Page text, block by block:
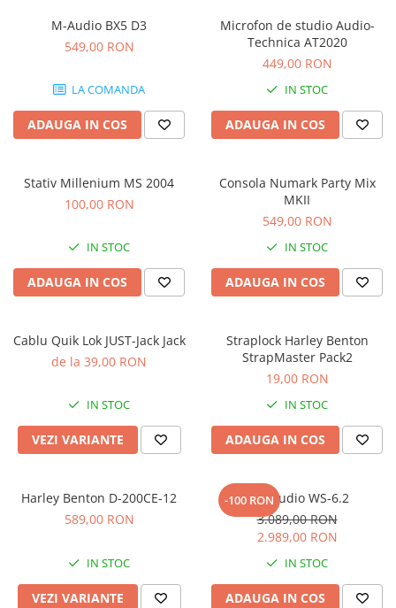
Stabilizatoare de tensiune UPS si
Power Conditioner
Microfoane
Accesorii de microfoane
Microfoane de broadcast
Microfoane de instrumente
Microfoane de studio
Microfoane de Suprafata
Microfoane lavaliera si headset
Microfoane podcast, USB, iOS /
Microfoane pt Camere Video
Microfoane pt instalatii si
conferinta
Microfoane stereo
Microfoane Suspendabile
Stative de microfon
Studio si inregistrari
M-Audio BX5 D3
549,00 RON
LA COMANDA
ADAUGA IN COS
Microfon de studio Audio-
Technica AT2020
449,00 RON
IN STOC
ADAUGA IN COS
Stativ Millenium MS 2004
100,00 RON
IN STOC
ADAUGA IN COS
Consola Numark Party Mix
MKII
549,00 RON
IN STOC
ADAUGA IN COS
Cablu Quik Lok JUST-Jack Jack
de la 39,00 RON
IN STOC
VEZI VARIANTE
Straplock Harley Benton
StrapMaster Pack2
19,00 RON
IN STOC
ADAUGA IN COS
Harley Benton D-200CE-12
589,00 RON
IN STOC
VEZI VARIANTE
-100 RON
Kali Audio WS-6.2
3.089,00 RON
2.989,00 RON
IN STOC
ADAUGA IN COS